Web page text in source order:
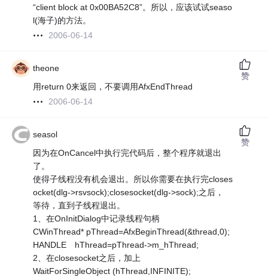
“client block at 0x00BA52C8”。所以，应该试试seaso
l(海子)的方法。
2006-06-14
theone
用return 0来返回，不要调用AfxEndThread
2006-06-14
赞
seasol
因为在OnCancel中执行完代码后，整个程序就退出
了。
使得子线程没有机会退出。所以你需要在执行完closes
ocket(dlg->rsvsock);closesocket(dlg->sock);之后，
等待，直到子线程退出。
1、在OnInitDialog中记录线程句柄
CWinThread* pThread=AfxBeginThread(&thread,0);
HANDLE hThread=pThread->m_hThread;
2、在closesocket之后，加上
WaitForSingleObject (hThread,INFINITE);
赞